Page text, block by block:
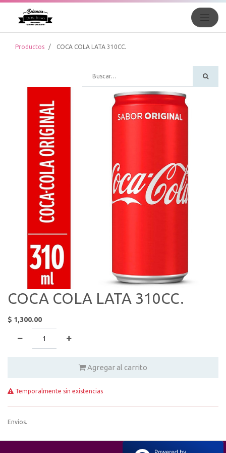
Productos COCA COLA LATA 310CC.
COCA COLA LATA 310CC.
$ 1,300.00
Agregar al carrito
Temporalmente sin existencias
Envíos.